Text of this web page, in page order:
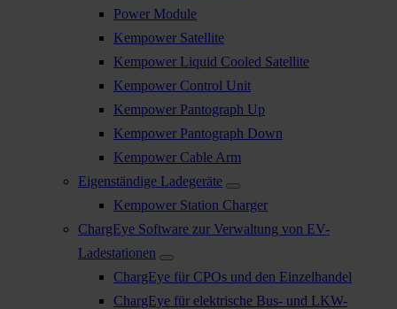
Power Module
Kempower Satellite
Kempower Liquid Cooled Satellite
Kempower Control Unit
Kempower Pantograph Up
Kempower Pantograph Down
Kempower Cable Arm
Eigenständige Ladegeräte
Kempower Station Charger
ChargEye Software zur Verwaltung von EV-
Ladestationen
ChargEye für CPOs und den Einzelhandel
ChargEye für elektrische Bus- und LKW-